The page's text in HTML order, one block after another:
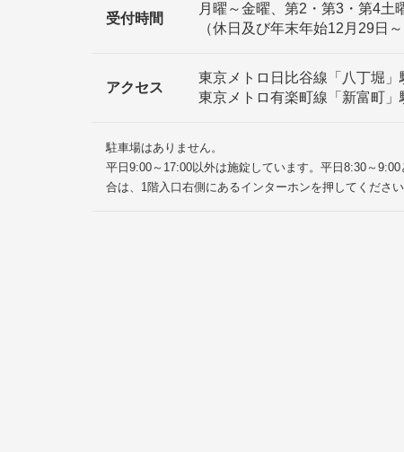
受付時間
月曜～金曜、第2・第3・第4土
（休日及び年末年始12月29日
アクセス
東京メトロ日比谷線「八丁堀
東京メトロ有楽町線「新富町
駐車場はありません。
平日9:00～17:00以外は施錠しています。平日8:30～
合は、1階入口右側にあるインターホンを押してください